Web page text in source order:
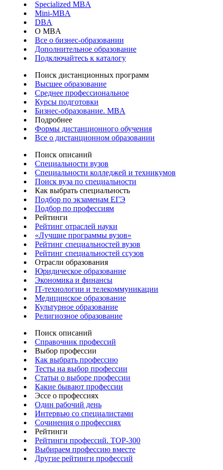
Specialized MBA
Mini-MBA
DBA
О MBA
Все о бизнес-образовании
Дополнительное образование
Подключайтесь к каталогу
Поиск дистанционных программ
Высшее образование
Среднее профессиональное
Курсы подготовки
Бизнес-образование. MBA
Подробнее
Формы дистанционного обучения
Все о дистанционном образовании
Поиск описаний
Специальности вузов
Специальности колледжей и техникумов
Поиск вуза по специальности
Как выбрать специальность
Подбор по экзаменам ЕГЭ
Подбор по профессиям
Рейтинги
Рейтинг отраслей науки
«Лучшие программы вузов»
Рейтинг специальностей вузов
Рейтинг специальностей ссузов
Отрасли образования
Юридическое образование
Экономика и финансы
IT-технологии и телекоммуникации
Медицинское образование
Культурное образование
Религиозное образование
Поиск описаний
Справочник профессий
Выбор профессии
Как выбрать профессию
Тесты на выбор профессии
Статьи о выборе профессии
Какие бывают профессии
Эссе о профессиях
Один рабочий день
Интервью со специалистами
Сочинения о профессиях
Рейтинги
Рейтинги профессий. TOP-300
Выбираем профессию вместе
Другие рейтинги профессий